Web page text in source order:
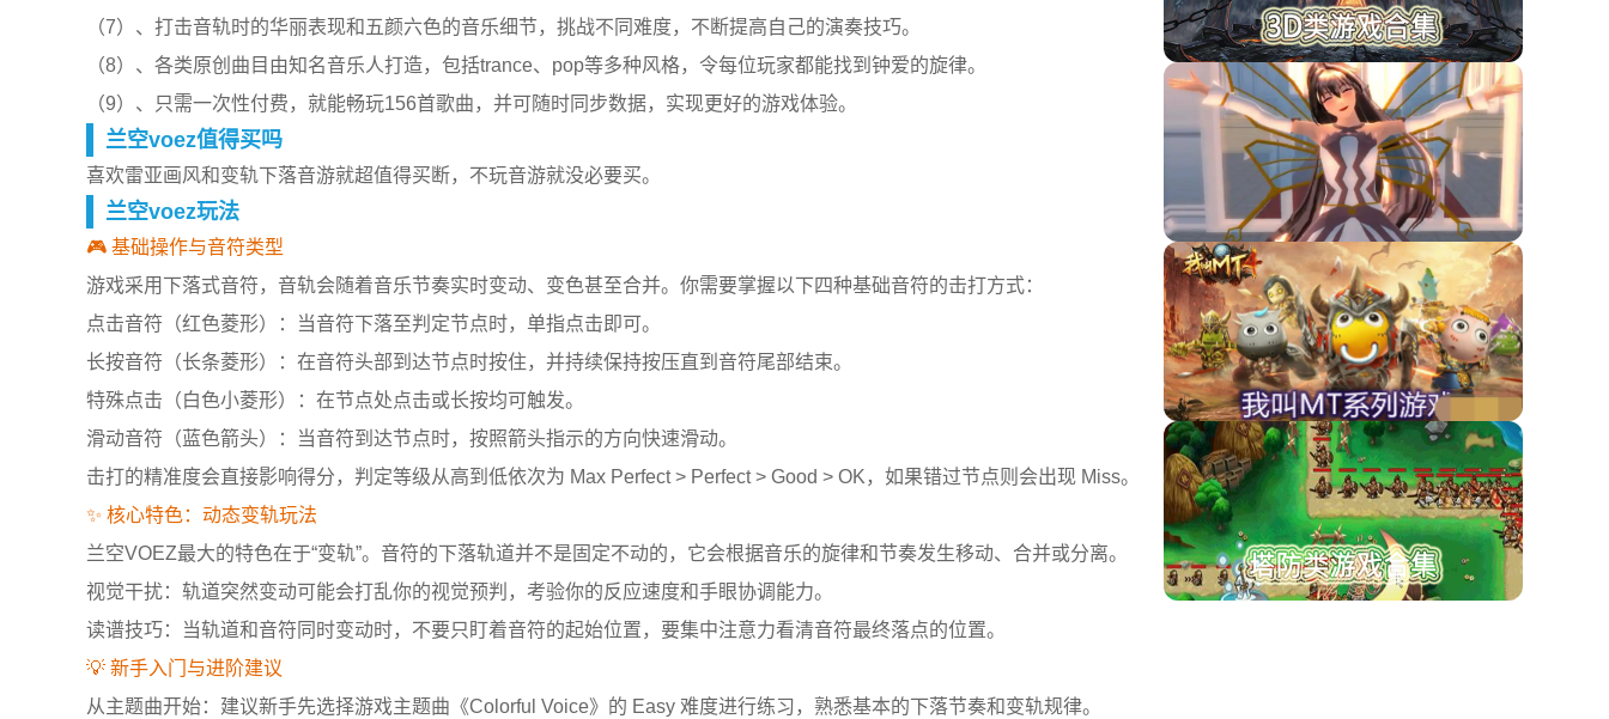
（7）、打击音轨时的华丽表现和五颜六色的音乐细节，挑战不同难度，不断提高自己的演奏技巧。
（8）、各类原创曲目由知名音乐人打造，包括trance、pop等多种风格，令每位玩家都能找到钟爱的旋律。
（9）、只需一次性付费，就能畅玩156首歌曲，并可随时同步数据，实现更好的游戏体验。
兰空voez值得买吗
喜欢雷亚画风和变轨下落音游就超值得买断，不玩音游就没必要买。
兰空voez玩法
🎮 基础操作与音符类型
游戏采用下落式音符，音轨会随着音乐节奏实时变动、变色甚至合并。你需要掌握以下四种基础音符的击打方式：
点击音符（红色菱形）：当音符下落至判定节点时，单指点击即可。
长按音符（长条菱形）：在音符头部到达节点时按住，并持续保持按压直到音符尾部结束。
特殊点击（白色小菱形）：在节点处点击或长按均可触发。
滑动音符（蓝色箭头）：当音符到达节点时，按照箭头指示的方向快速滑动。
击打的精准度会直接影响得分，判定等级从高到低依次为 Max Perfect > Perfect > Good > OK，如果错过节点则会出现 Miss。
✨ 核心特色：动态变轨玩法
兰空VOEZ最大的特色在于“变轨”。音符的下落轨道并不是固定不动的，它会根据音乐的旋律和节奏发生移动、合并或分离。
视觉干扰：轨道突然变动可能会打乱你的视觉预判，考验你的反应速度和手眼协调能力。
读谱技巧：当轨道和音符同时变动时，不要只盯着音符的起始位置，要集中注意力看清音符最终落点的位置。
💡 新手入门与进阶建议
从主题曲开始：建议新手先选择游戏主题曲《Colorful Voice》的 Easy 难度进行练习，熟悉基本的下落节奏和变轨规律。